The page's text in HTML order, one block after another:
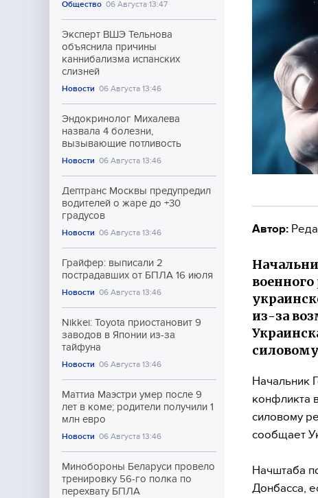
Общество 06 Августа 13:47
Эксперт ВШЭ Тельнова
объяснила причины
каннибализма испанских
слизней
Новости 06 Августа 13:46
Эндокринолог Михалева
назвала 4 болезни,
вызывающие потливость
Новости 06 Августа 13:46
Дептранс Москвы предупредил
водителей о жаре до +30
градусов
Новости 06 Августа 13:46
Грайфер: выписали 2
пострадавших от БПЛА 16 июля
Новости 06 Августа 13:46
Nikkei: Toyota приостановит 9
заводов в Японии из-за
тайфуна
Новости 06 Августа 13:46
Маттиа Маэстри умер после 9
лет в коме; родители получили 1
млн евро
Новости 06 Августа 13:46
Минобороны Беларуси провело
тренировку 56-го полка по
перехвату БПЛА
Автор:
из-за
Начальник
конфликта
силовому
сообщает
Начштаба
Донбасса,